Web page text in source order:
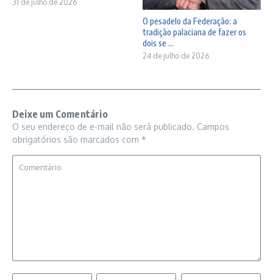
31 de julho de 2026
O pesadelo da Federação: a
tradição palaciana de fazer os
dois se ...
24 de julho de 2026
Deixe um Comentário
O seu endereço de e-mail não será publicado. Campos
obrigatórios são marcados com *